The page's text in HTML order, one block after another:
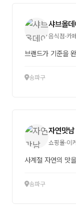
샤브올데
음식점·카페
브랜드가 기준을
송파구
자연맛남
쇼핑몰·이
사계절 자연의 맛
송파구